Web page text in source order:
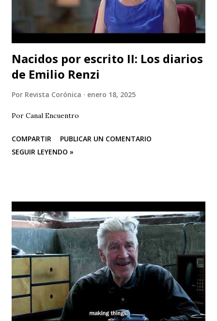
Nacidos por escrito II: Los diarios
de Emilio Renzi
Por Revista Corónica enero 18, 2025
Por Canal Encuentro
COMPARTIR
PUBLICAR UN COMENTARIO
SEGUIR LEYENDO »